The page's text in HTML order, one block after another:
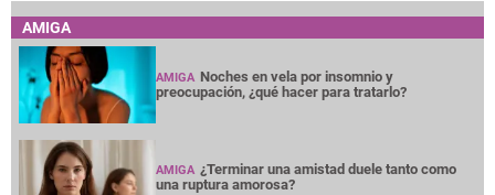
AMIGA
AMIGA Noches en vela por insomnio y
preocupación, ¿qué hacer para tratarlo?
AMIGA ¿Terminar una amistad duele tanto como
una ruptura amorosa?